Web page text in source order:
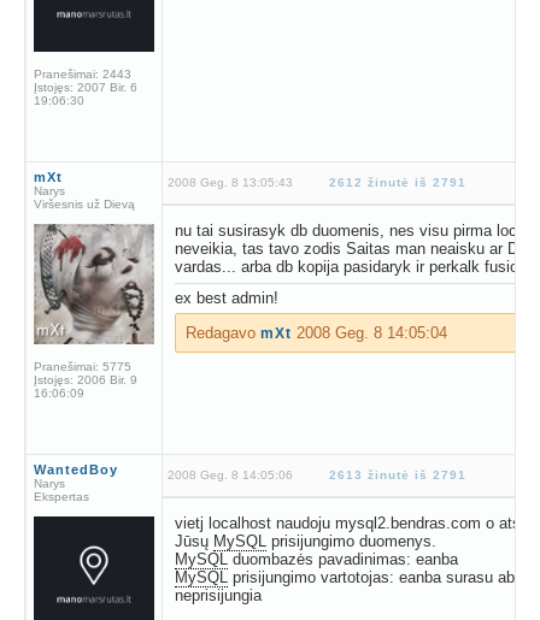
Pranešimai: 2443
Įstojęs: 2007 Bir. 6
19:06:30
mXt
Narys
Viršesnis už Dievą
Pranešimai: 5775
Įstojęs: 2006 Bir. 9
16:06:09
2008 Geg. 8 13:05:43 2612 žinutė iš 2791
nu tai susirasyk db duomenis, nes visu pirma
neveikia, tas tavo zodis Saitas man neaisku ar Db
vardas... arba db kopija pasidaryk ir perkalk fusion
ex best admin!
Redagavo mXt 2008 Geg. 8 14:05:04
WantedBoy
Narys
Ekspertas
2008 Geg. 8 14:05:06 2613 žinutė iš 2791
vietj localhost naudoju mysql2.bendras.com o
Jūsų MySQL prisijungimo duomenys.
MySQL duombazės pavadinimas: eanba
MySQL prisijungimo vartotojas: eanba surasu abu
neprisijungia